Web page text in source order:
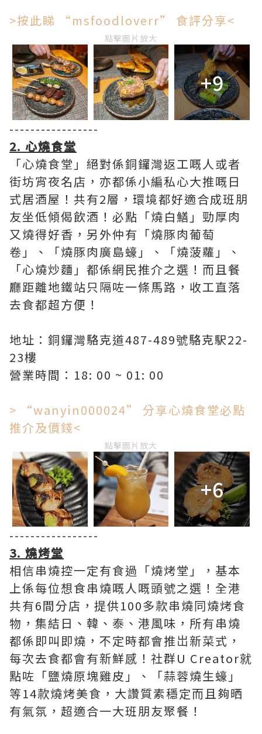
>按此睇 “msfoodloverr” 食評分享<
點擊圖片放大
+9
-----------------
2. 心燒食堂
「心燒食堂」絕對係銅鑼灣返工嘅人或者
街坊宵夜名店，亦都係小編私心大推嘅日
式居酒屋！共有2層，環境都好適合成班朋
友坐低傾偈飲酒！必點「燒白鱔」勁厚肉
又燒得好香，另外仲有「燒豚肉葡萄
卷」、「燒豚肉廣島蠔」、「燒菠蘿」、
「心燒炒麵」都係網民推介之選！而且餐
廳距離地鐵站只隔咗一條馬路，收工直落
去食都超方便！
地址：銅鑼灣駱克道487-489號駱克駅22-
23樓
營業時間：18: 00 ~ 01: 00
> “wanyin000024” 分享心燒食堂必點
推介及價錢<
點擊圖片放大
+6
-----------------
3. 燒烤堂
相信串燒控一定有食過「燒烤堂」，基本
上係每位想食串燒嘅人嘅頭號之選！全港
共有6間分店，提供100多款串燒同燒烤食
物，集結日、韓、泰、港風味，所有串燒
都係即叫即燒，不定時都會推岀新菜式，
每次去食都會有新鮮感！社群U Creator就
點咗「鹽燒原塊雞皮」、「蒜蓉燒生蠔」
等14款燒烤美食，大讚質素穩定而且夠晒
有氣氛，超適合一大班朋友聚餐！